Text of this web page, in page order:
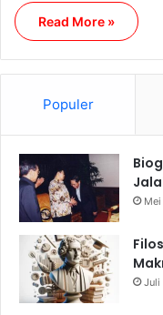
Read More »
Populer
Juli